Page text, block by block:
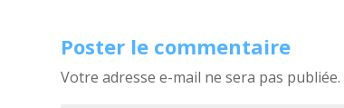
Poster le commentaire
Votre adresse e-mail ne sera pas publiée.